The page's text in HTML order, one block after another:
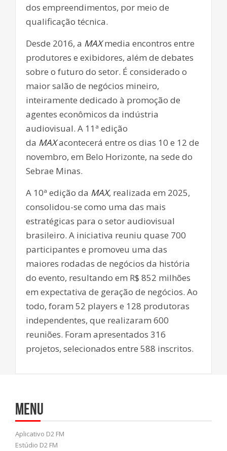
dos empreendimentos, por meio de
qualificação técnica.
Desde 2016, a MAXmedia encontros entre
produtores e exibidores, além de debates
sobre o futuro do setor. É considerado o
maior salão de negócios mineiro,
inteiramente dedicado à promoção de
agentes econômicos da indústria
audiovisual. A 11ª edição
da MAXacontecerá entre os dias 10 e 12 de
novembro, em Belo Horizonte, na sede do
Sebrae Minas.
A 10ª edição da MAX, realizada em 2025,
consolidou-se como uma das mais
estratégicas para o setor audiovisual
brasileiro. A iniciativa reuniu quase 700
participantes e promoveu uma das
maiores rodadas de negócios da história
do evento, resultando em R$ 852 milhões
em expectativa de geração de negócios. Ao
todo, foram 52 players e 128 produtoras
independentes, que realizaram 600
reuniões. Foram apresentados 316
projetos, selecionados entre 588 inscritos.
Menu
Aplicativo D2 FM
Estúdio D2 FM